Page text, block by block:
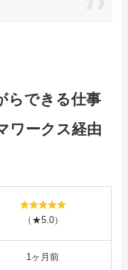
らできる仕事
ワークス経由
（★5.0）
1ヶ月前